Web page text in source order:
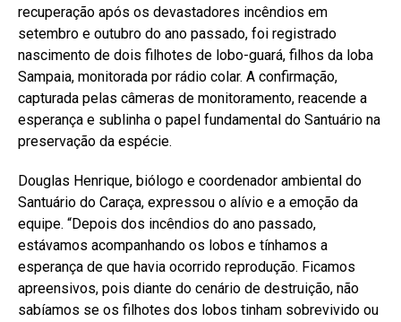
recuperação após os devastadores incêndios em
setembro e outubro do ano passado, foi registrado
nascimento de dois filhotes de lobo-guará, filhos da loba
Sampaia, monitorada por rádio colar. A confirmação,
capturada pelas câmeras de monitoramento, reacende a
esperança e sublinha o papel fundamental do Santuário na
preservação da espécie.
Douglas Henrique, biólogo e coordenador ambiental do
Santuário do Caraça, expressou o alívio e a emoção da
equipe. “Depois dos incêndios do ano passado,
estávamos acompanhando os lobos e tínhamos a
esperança de que havia ocorrido reprodução. Ficamos
apreensivos, pois diante do cenário de destruição, não
sabíamos se os filhotes dos lobos tinham sobrevivido ou